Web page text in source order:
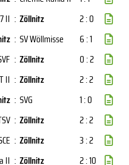
II : Zöllnitz
2 : 0
: SV Wöllmisse
6 : 1
: Zöllnitz
0 : 2
II : Zöllnitz
2 : 2
: SVG
1 : 0
: Zöllnitz
2 : 2
: Zöllnitz
3 : 2
II : Zöllnitz 2 : 10